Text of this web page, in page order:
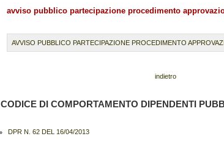
avviso pubblico partecipazione procedimento
AVVISO PUBBLICO PARTECIPAZIONE PROCEDIMENTO
indietro
CODICE DI COMPORTAMENTO DIPENDENTI
DPR N. 62 DEL 16/04/2013